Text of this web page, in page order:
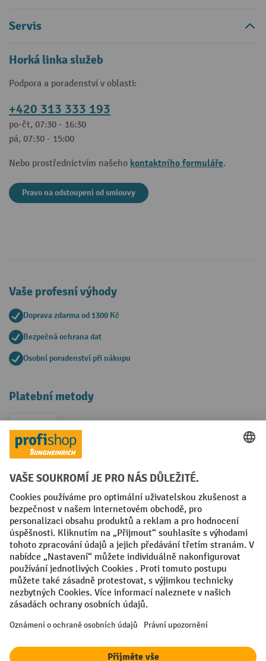
Servis
Horká linka služeb
Podpora a poradenství v oblasti:
+420 313 333 193
po-čt, 07:30 - 16:30
pá, 07:30 - 15:00
Nebo prostřednictvím našeho kontaktního formuláře.
Pravo na odstoupeni od smlouvy
Vaše profesní výhody
Doprava zdarma od 1300 Kč
Bezpečná ochrana dat
Osobní poradenství při nákupu
Platební metody
Faktura
Sociální sítě
Facebook
YouTubeLinkedIn
VODP Otisk
Prohlášení o ochraně osobních údajů
Nastavení ochrany osobních údajů
All prices excl. VAT plusshipping costsand possible delivery charges,